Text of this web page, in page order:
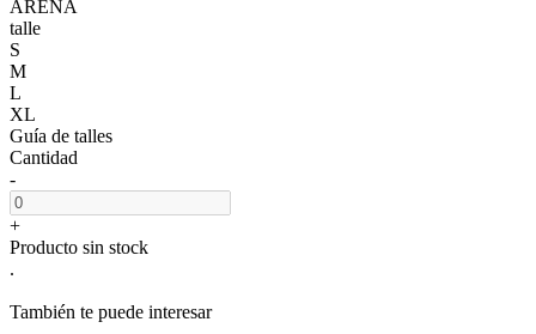
ARENA
talle
S
M
L
XL
Guía de talles
Cantidad
-
+
Producto sin stock
.
También te puede interesar